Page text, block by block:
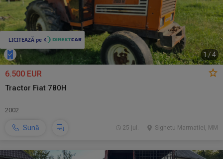
1 /4
6.500 EUR
Tractor Fiat 780H
2002
Sună Sighetu Marmatiei, MM
25 jul.